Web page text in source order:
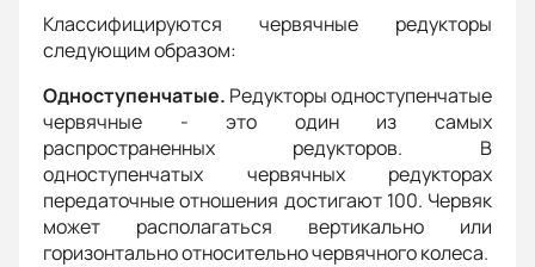
Классифицируются червячные редукторы
следующим образом:
Одноступенчатые. Редукторы одноступенчатые
червячные - это один из самых
распространенных редукторов. В
одноступенчатых червячных редукторах
передаточные отношения достигают 100. Червяк
может располагаться вертикально или
горизонтально относительно червячного колеса.